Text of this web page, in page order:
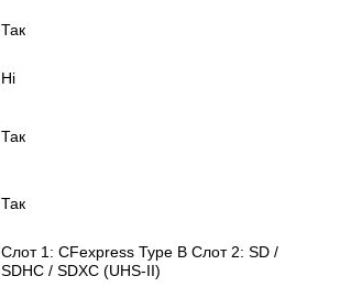
Так
Ні
Так
Так
Слот 1: CFexpress Type B Слот 2: SD /
SDHC / SDXC (UHS-II)